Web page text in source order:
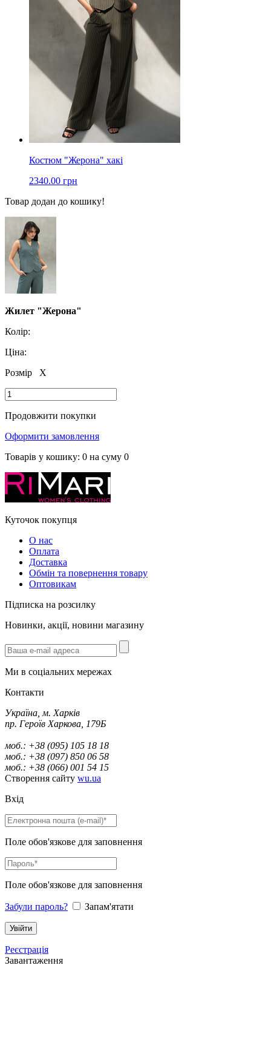
Костюм "Жерона" хакі
2340.00 грн
Товар додан до кошику!
Жилет "Жерона"
Колір:
Ціна:
Розмір
X
Продовжити покупки
Оформити замовлення
Товарів у кошику: 0 на суму 0
Куточок покупця
О нас
Оплата
Доставка
Обмін та повернення товару
Оптовикам
Підписка на розсилку
Новинки, акції, новини магазину
Ми в соціальних мережах
Контакти
Україна, м. Харків
пр. Героїв Харкова, 179Б
моб.: +38 (095) 105 18 18
моб.: +38 (097) 850 06 58
моб.: +38 (066) 001 54 15
Створення сайту wu.ua
Вхід
Поле обов'язкове для заповнення
Поле обов'язкове для заповнення
Забули пароль? Запам'ятати
Реєстрація
Завантаження